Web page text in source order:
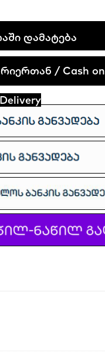
ᲓᲐᲛᲐᲢᲔᲑᲐ
/ Cash on
Delivery